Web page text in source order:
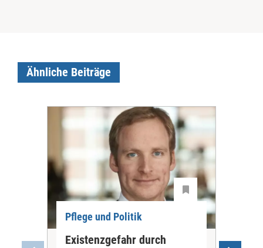
Ähnliche Beiträge
Pflege und Politik
Existenzgefahr durch